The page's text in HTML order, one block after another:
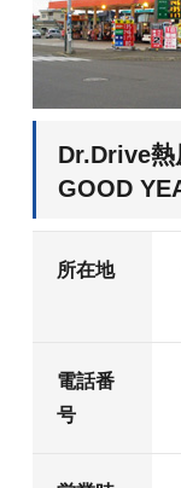
Dr.Drive熱
GOOD
所在地
電話番
号